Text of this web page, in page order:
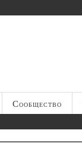
Сообщество